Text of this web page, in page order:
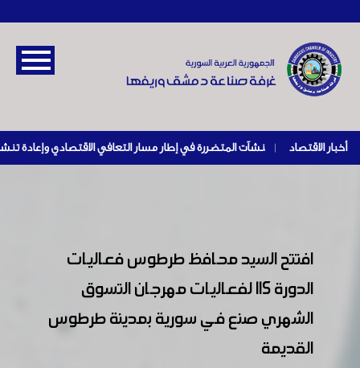
أخبار الاقتصاد |
افتتح السيد محافظ طرطوس فعاليات
الدورة 115 لفعاليات مهرجان التسوق
الشهري صنع في سورية بمدينة طرطوس
القديمة